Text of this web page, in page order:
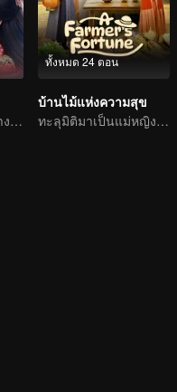
การสับเปลี่ยนเส้นทางของอาจารย์กับศิษย์เติ้งเว่ยเซี่ยงหานจือ
ทั้งหมด 24 ตอน
บ้านไม้แห่งความสุข
ทะลุมิติมาเป็นแม่หญิง พลิกชะตาท้าทายสวรรค์